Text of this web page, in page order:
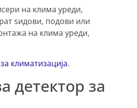
на клима уреди,
ѕидови, подови или
на клима уреди,
климатизација.
детектор за